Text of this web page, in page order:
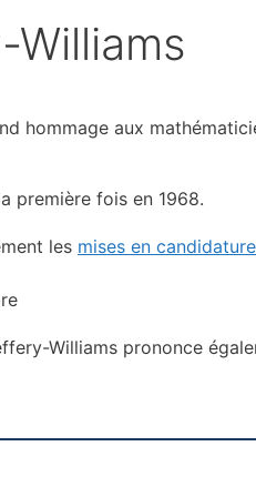
Williams
hommage aux
première fois en 1968.
les mises en candidature
Williams prononce